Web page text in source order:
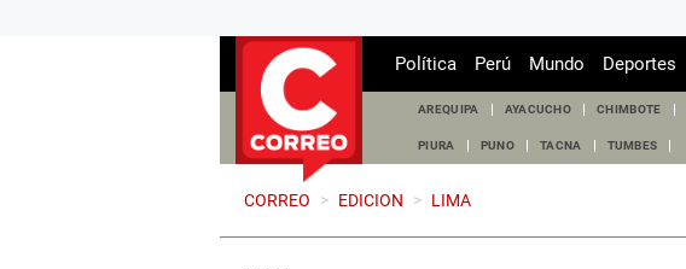
Política Perú Mundo Deportes
AREQUIPA AYACUCHO CHIMBOTE
PIURA PUNO TACNA TUMBES
CORREO > EDICION > LIMA